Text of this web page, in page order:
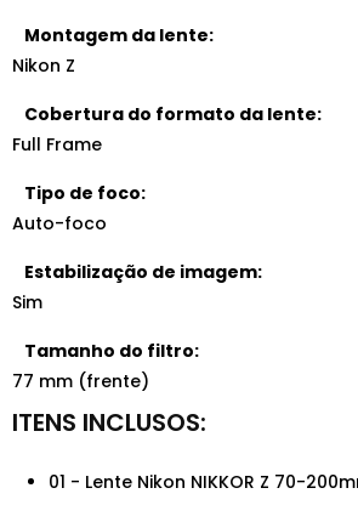
Montagem da lente:
Nikon Z
Cobertura do formato da lente:
Full Frame
Tipo de foco:
Auto-foco
Estabilização de imagem:
Sim
Tamanho do filtro:
77 mm (frente)
01 - Lente Nikon NIKKOR Z 70-